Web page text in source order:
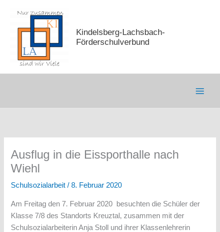
springen
Kindelsberg-Lachsbach-
Förderschulverbund
Ausflug in die Eissporthalle nach
Wiehl
Schulsozialarbeit /8. Februar 2020
Am Freitag den 7. Februar 2020 besuchten die Schüler der
Klasse 7/8 des Standorts Kreuztal, zusammen mit der
Schulsozialarbeiterin Anja Stoll und ihrer Klassenlehrerin